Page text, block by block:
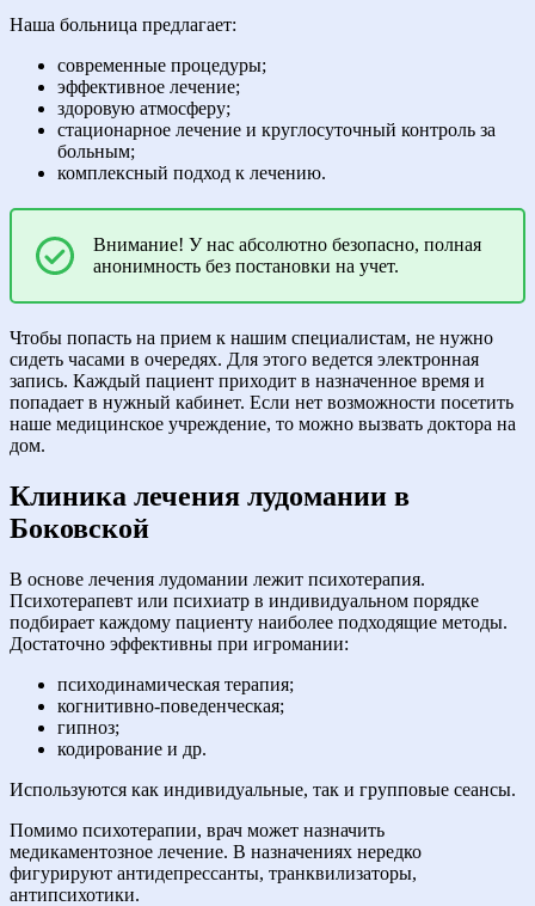
Наша больница предлагает:
современные процедуры;
эффективное лечение;
здоровую атмосферу;
стационарное лечение и круглосуточный контроль за
больным;
комплексный подход к лечению.
Внимание! У нас абсолютно безопасно, полная
анонимность без постановки на учет.
Чтобы попасть на прием к нашим специалистам, не нужно
сидеть часами в очередях. Для этого ведется электронная
запись. Каждый пациент приходит в назначенное время и
попадает в нужный кабинет. Если нет возможности посетить
наше медицинское учреждение, то можно вызвать доктора на
дом.
Клиника лечения лудомании в
Боковской
В основе лечения лудомании лежит психотерапия.
Психотерапевт или психиатр в индивидуальном порядке
подбирает каждому пациенту наиболее подходящие методы.
Достаточно эффективны при игромании:
психодинамическая терапия;
когнитивно-поведенческая;
гипноз;
кодирование и др.
Используются как индивидуальные, так и групповые сеансы.
Помимо психотерапии, врач может назначить
медикаментозное лечение. В назначениях нередко
фигурируют антидепрессанты, транквилизаторы,
антипсихотики.